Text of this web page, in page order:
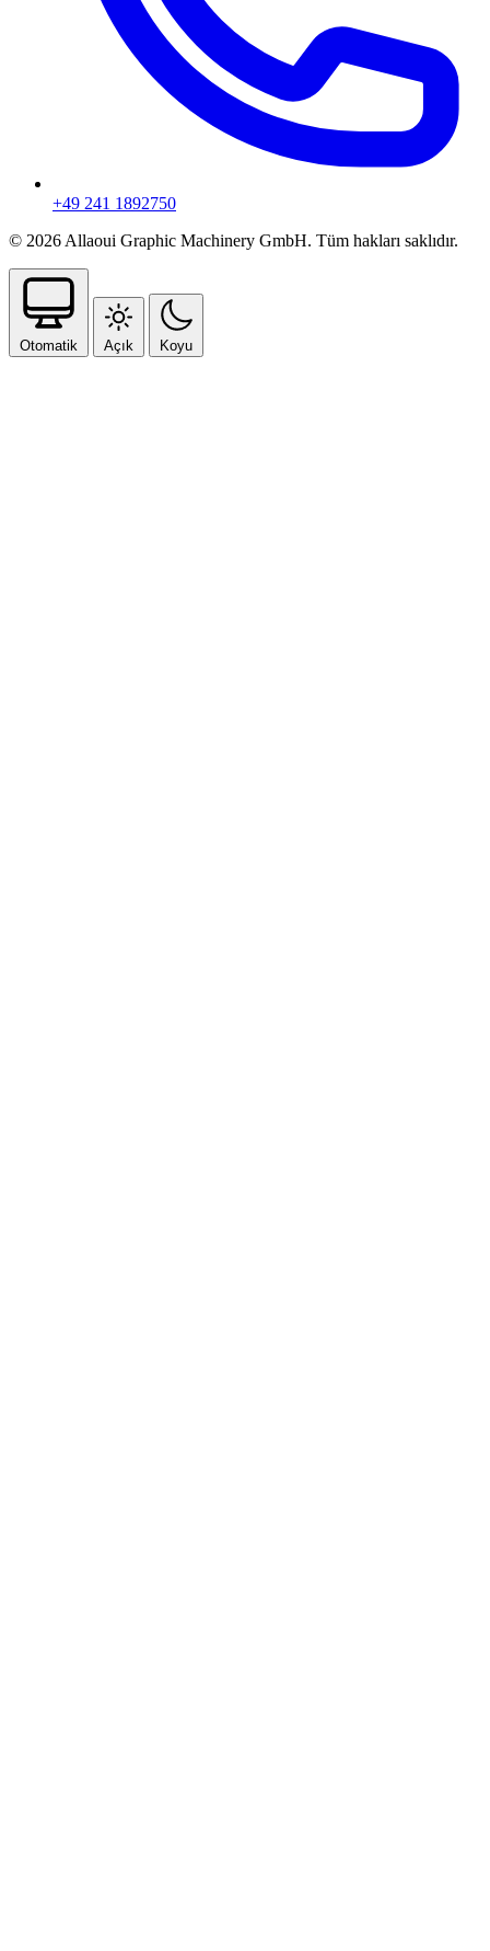
+49 241 1892750
© 2026 Allaoui Graphic Machinery GmbH. Tüm hakları saklıdır.
Otomatik Açık Koyu